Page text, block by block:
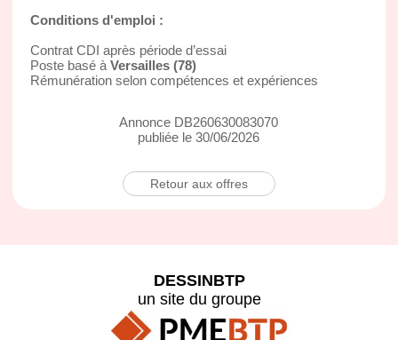
Conditions d'emploi :
Contrat CDI après période d’essai
Poste basé à Versailles (78)
Rémunération selon compétences et expériences
Annonce DB260630083070
publiée le 30/06/2026
Retour aux offres
DESSINBTP
un site du groupe